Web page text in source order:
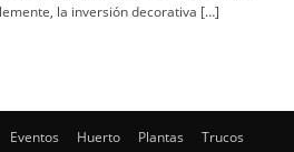
la inversión decorativa […]
Eventos Huerto Plantas Trucos